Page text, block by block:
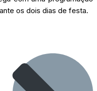
os dois dias de festa.